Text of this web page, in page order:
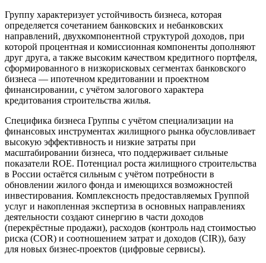
Группу характеризует устойчивость бизнеса, которая
определяется сочетанием банковских и небанковских
направлений, двухкомпонентной структурой доходов, при
которой процентная и комиссионная компоненты дополняют
друг друга, а также высоким качеством кредитного портфеля,
cформированного в низкорисковых сегментах банковского
бизнеса — ипотечном кредитовании и проектном
финансировании, с учётом залогового характера
кредитования строительства жилья.
Специфика бизнеса Группы с учётом специализации на
финансовых инструментах жилищного рынка обусловливает
высокую эффективность и низкие затраты при
масштабировании бизнеса, что поддерживает сильные
показатели ROE. Потенциал роста жилищного строительства
в России остаётся сильным с учётом потребности в
обновлении жилого фонда и имеющихся возможностей
инвестирования. Комплексность предоставляемых Группой
услуг и накопленная экспертиза в основных направлениях
деятельности создают синергию в части доходов
(перекрёстные продажи), расходов (контроль над стоимостью
риска (COR) и соотношением затрат и доходов (CIR)), базу
для новых бизнес-проектов (цифровые сервисы).